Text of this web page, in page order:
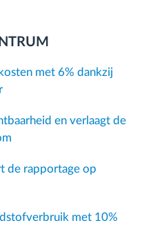
met 6% dankzij
en verlaagt de
de rapportage op
met 10%